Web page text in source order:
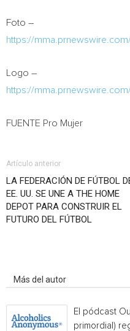
Foto –
https://
Logo –
https://
FUENTE Pro Mujer
Artículo anterior
LA FEDERACIÓN DE FÚTBOL
EE. UU. SE UNE A THE HOME
DEPOT PARA CONSTRUIR EL
FUTURO DEL FÚTBOL
Más del autor
El pódcast
primordial)